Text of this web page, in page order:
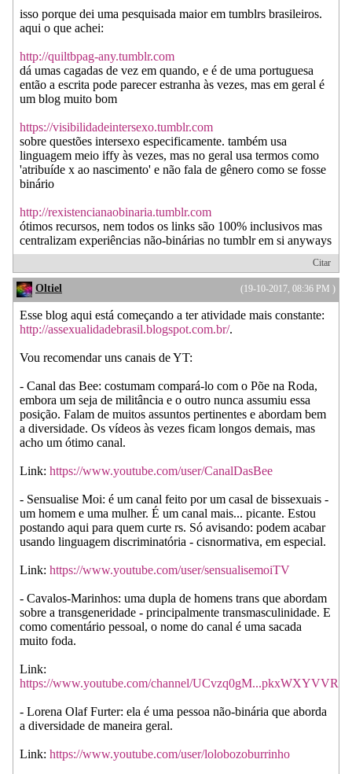
isso porque dei uma pesquisada maior em tumblrs brasileiros.
aqui o que achei:
http://quiltbpag-any.tumblr.com
dá umas cagadas de vez em quando, e é de uma portuguesa
então a escrita pode parecer estranha às vezes, mas em geral é
um blog muito bom
https://visibilidadeintersexo.tumblr.com
sobre questões intersexo especificamente. também usa
linguagem meio iffy às vezes, mas no geral usa termos como
'atribuíde x ao nascimento' e não fala de gênero como se fosse
binário
http://rexistencianaobinaria.tumblr.com
ótimos recursos, nem todos os links são 100% inclusivos mas
centralizam experiências não-binárias no tumblr em si anyways
Citar
(19-10-2017, 08:36 PM )
Oltiel
Esse blog aqui está começando a ter atividade mais constante:
http://assexualidadebrasil.blogspot.com.br/.
Vou recomendar uns canais de YT:
- Canal das Bee: costumam compará-lo com o Põe na Roda,
embora um seja de militância e o outro nunca assumiu essa
posição. Falam de muitos assuntos pertinentes e abordam bem
a diversidade. Os vídeos às vezes ficam longos demais, mas
acho um ótimo canal.
Link: https://www.youtube.com/user/CanalDasBee
- Sensualise Moi: é um canal feito por um casal de bissexuais -
um homem e uma mulher. É um canal mais... picante. Estou
postando aqui para quem curte rs. Só avisando: podem acabar
usando linguagem discriminatória - cisnormativa, em especial.
Link: https://www.youtube.com/user/sensualisemoiTV
- Cavalos-Marinhos: uma dupla de homens trans que abordam
sobre a transgeneridade - principalmente transmasculinidade. E
como comentário pessoal, o nome do canal é uma sacada
muito foda.
Link:
https://www.youtube.com/channel/UCvzq0gM...pkxWXYVVRA
- Lorena Olaf Furter: ela é uma pessoa não-binária que aborda
a diversidade de maneira geral.
Link: https://www.youtube.com/user/lolobozoburrinho